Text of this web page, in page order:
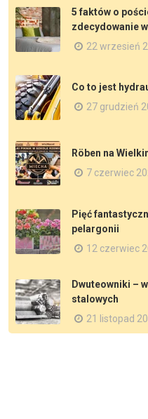
5 faktów o
zdecydowanie
22 wrzesień
Co to jest
27 grudzień
Röben na
7 czerwiec
Pięć
pelargonii
12 czerwiec
Dwuteowniki –
stalowych
21 listopad